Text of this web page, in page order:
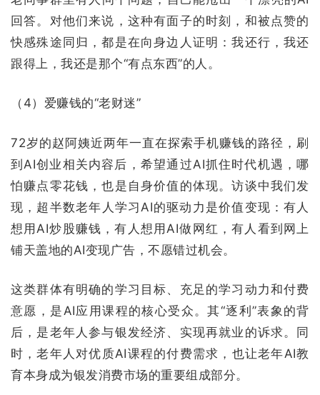
回答。对他们来说，这种有面子的时刻，和被点赞的
快感殊途同归，都是在向身边人证明：我还行，我还
跟得上，我还是那个“有点东西”的人。
（4）爱赚钱的“老财迷”
72岁的赵阿姨近两年一直在探索手机赚钱的路径，刷
到AI创业相关内容后，希望通过AI抓住时代机遇，哪
怕赚点零花钱，也是自身价值的体现。访谈中我们发
现，超半数老年人学习AI的驱动力是价值变现：有人
想用AI炒股赚钱，有人想用AI做网红，有人看到网上
铺天盖地的AI变现广告，不愿错过机会。
这类群体有明确的学习目标、充足的学习动力和付费
意愿，是AI应用课程的核心受众。其“逐利”表象的背
后，是老年人参与银发经济、实现再就业的诉求。同
时，老年人对优质AI课程的付费需求，也让老年AI教
育本身成为银发消费市场的重要组成部分。